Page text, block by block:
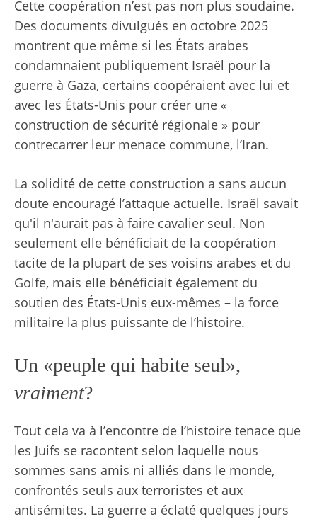
Cette coopération n’est pas non plus soudaine.
Des documents divulgués en octobre 2025
montrent que même si les États arabes
condamnaient publiquement Israël pour la
guerre à Gaza, certains coopéraient avec lui et
avec les États-Unis pour créer une «
construction de sécurité régionale » pour
contrecarrer leur menace commune, l’Iran.
La solidité de cette construction a sans aucun
doute encouragé l’attaque actuelle. Israël savait
qu'il n'aurait pas à faire cavalier seul. Non
seulement elle bénéficiait de la coopération
tacite de la plupart de ses voisins arabes et du
Golfe, mais elle bénéficiait également du
soutien des États-Unis eux-mêmes – la force
militaire la plus puissante de l’histoire.
Un «peuple qui habite seul»,
vraiment?
Tout cela va à l’encontre de l’histoire tenace que
les Juifs se racontent selon laquelle nous
sommes sans amis ni alliés dans le monde,
confrontés seuls aux terroristes et aux
antisémites. La guerre a éclaté quelques jours